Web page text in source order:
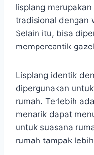
lisplang
tradisional dengan
Selain itu, bisa
mempercantik
Lisplang identik
dipergunakan
rumah. Terlebih
menarik dapat
untuk suasana
rumah tampak